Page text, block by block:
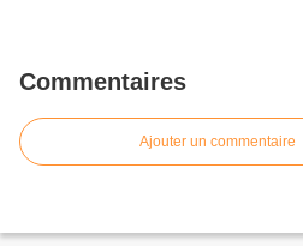
Commentaires
Ajouter un commentaire